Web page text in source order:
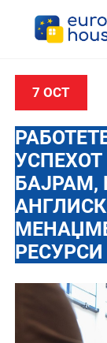
7 OCT
БАЈРАМ,
РЕСУРСИ